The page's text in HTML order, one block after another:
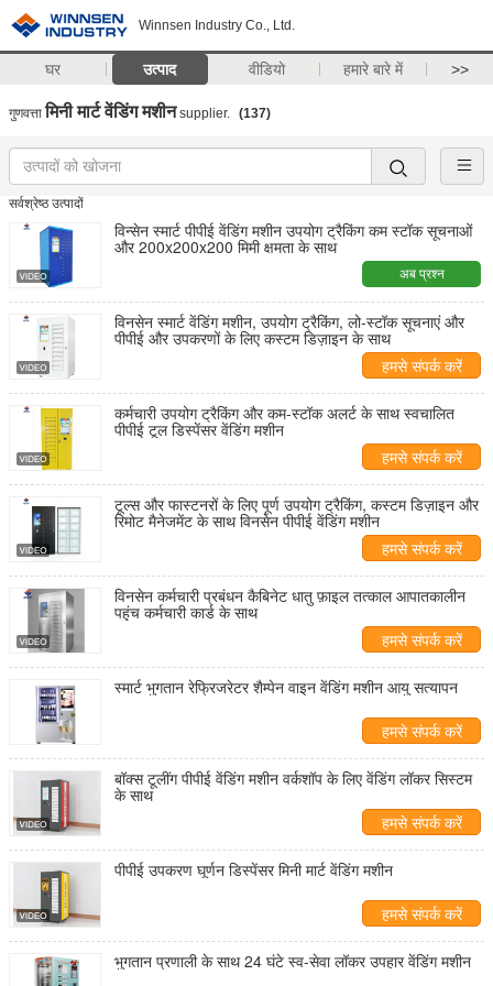
Winnsen Industry Co., Ltd.
घर उत्पाद वीडियो हमारे बारे में >>
गुणवत्ता मिनी मार्ट वेंडिंग मशीनsupplier. (137)
सर्वश्रेष्ठ उत्पादों
विन्सेन स्मार्ट पीपीई वेंडिंग मशीन उपयोग ट्रैकिंग कम स्टॉक सूचनाओं
और 200x200x200 मिमी क्षमता के साथ
अब प्रश्न
विनसेन स्मार्ट वेंडिंग मशीन, उपयोग ट्रैकिंग, लो-स्टॉक सूचनाएं और
पीपीई और उपकरणों के लिए कस्टम डिज़ाइन के साथ
हमसे संपर्क करें
कर्मचारी उपयोग ट्रैकिंग और कम-स्टॉक अलर्ट के साथ स्वचालित
पीपीई टूल डिस्पेंसर वेंडिंग मशीन
हमसे संपर्क करें
टूल्स और फास्टनरों के लिए पूर्ण उपयोग ट्रैकिंग, कस्टम डिज़ाइन और
रिमोट मैनेजमेंट के साथ विनसेन पीपीई वेंडिंग मशीन
हमसे संपर्क करें
विनसेन कर्मचारी प्रबंधन कैबिनेट धातु फ़ाइल तत्काल आपातकालीन
पहुंच कर्मचारी कार्ड के साथ
हमसे संपर्क करें
स्मार्ट भुगतान रेफ्रिजरेटर शैम्पेन वाइन वेंडिंग मशीन आयु सत्यापन
हमसे संपर्क करें
बॉक्स टूलींग पीपीई वेंडिंग मशीन वर्कशॉप के लिए वेंडिंग लॉकर सिस्टम
के साथ
हमसे संपर्क करें
पीपीई उपकरण घूर्णन डिस्पेंसर मिनी मार्ट वेंडिंग मशीन
हमसे संपर्क करें
भुगतान प्रणाली के साथ 24 घंटे स्व-सेवा लॉकर उपहार वेंडिंग मशीन